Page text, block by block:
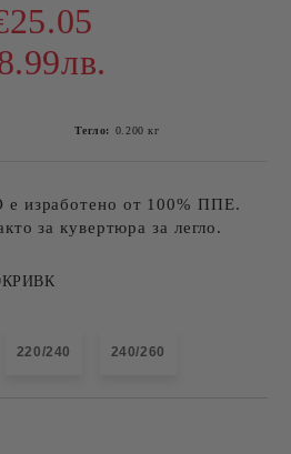
Тегло: 0.200 кг
изработено от 100% ППЕ.
за кувертюра за легло.
220/240 240/260